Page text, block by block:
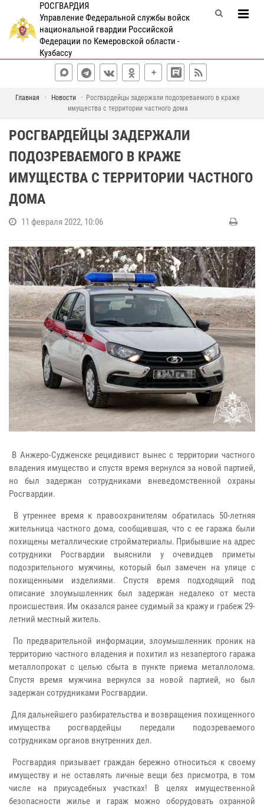
РОСГВАРДИЯ
Управление Федеральной службы войск
национальной гвардии Российской
Федерации по Кемеровской области -
Кузбассу
Главная Новости
Росгвардейцы задержали подозреваемого в краже
имущества с территории частного дома
РОСГВАРДЕЙЦЫ ЗАДЕРЖАЛИ
ПОДОЗРЕВАЕМОГО В КРАЖЕ
ИМУЩЕСТВА С ТЕРРИТОРИИ ЧАСТНОГО
ДОМА
11 февраля 2022, 10:06
В Анжеро-Судженске рецидивист вынес с территории частного
владения имущество и спустя время вернулся за новой партией,
но был задержан сотрудниками вневедомственной охраны
Росгвардии.
В утреннее время к правоохранителям обратилась 50-летняя
жительница частного дома, сообщившая, что с ее гаража были
похищены металлические стройматериалы. Прибывшие на адрес
сотрудники Росгвардии выяснили у очевидцев приметы
подозрительного мужчины, который был замечен на улице с
похищенными изделиями. Спустя время подходящий под
описание злоумышленник был задержан недалеко от места
происшествия. Им оказался ранее судимый за кражу и грабеж 29-
летний местный житель.
По предварительной информации, злоумышленник проник на
территорию частного владения и похитил из незапертого гаража
металлопрокат с целью сбыта в пункте приема металлолома.
Спустя время мужчина вернулся за новой партией, но был
задержан сотрудниками Росгвардии.
Для дальнейшего разбирательства и возвращения похищенного
имущества росгвардейцы передали подозреваемого
сотрудникам органов внутренних дел.
Росгвардия призывает граждан бережно относиться к своему
имуществу и не оставлять личные вещи без присмотра, в том
числе на приусадебных участках! В целях имущественной
безопасности жилье и гараж можно оборудовать охранной